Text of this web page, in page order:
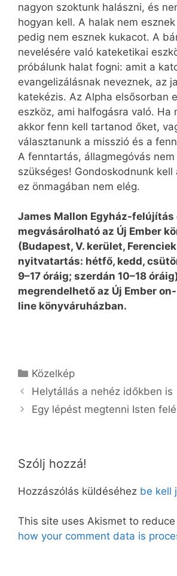
nagyon szoktunk halászni, és
hogyan kell. A halak nem
pedig nem esznek kukacot. A
nevelésére való kate­ketikai
próbálunk halat fogni: amit a
evangelizálásnak neveznek, az
katekézis. Az Alpha elsősorban
eszköz, ami halfogásra való. Ha
akkor fenn kell tartanod őket,
választanunk a misszió és a
A fenntartás, állagmegóvás
szükséges! Gondoskodnunk kell
ez önmagában nem elég.
James Mallon Egyház-
megvásárolható az Új Ember
(Budapest, V. kerület,
nyitvatartás: hétfő, kedd,
9–17 óráig; szerdán 10–18
megrendelhető az Új Ember on-
line könyváruházban.
Kategória
Közelkép
Helytállás a nehéz időkben is
Egy lépést megtenni Isten felé
Szólj hozzá!
Hozzászólás küldéséhez be kell
This site uses Akismet to reduce
how your comment data is